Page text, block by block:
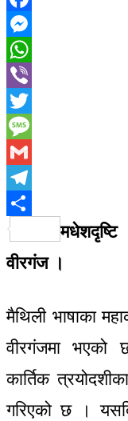
Facebook
Messenger
WhatsApp
Viber
Twitter
Message
Gmail
Telegram
Share
मधेशदृष्टि
वीरगंज ।
मैथिली भाषाका
वीरगंजमा भएको
कार्तिक
गरिएको छ ।